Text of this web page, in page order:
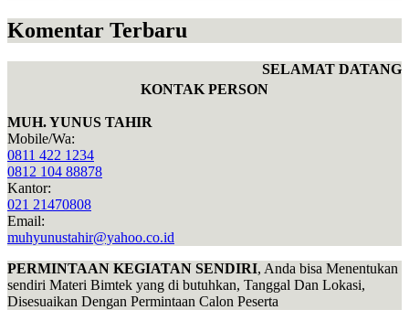
Komentar Terbaru
SELAMAT DATANG
KONTAK PERSON
MUH. YUNUS TAHIR
Mobile/Wa:
0811 422 1234
0812 104 88878
Kantor:
021 21470808
Email:
muhyunustahir@yahoo.co.id
PERMINTAAN KEGIATAN SENDIRI, Anda bisa Menentukan
sendiri Materi Bimtek yang di butuhkan, Tanggal Dan Lokasi,
Disesuaikan Dengan Permintaan Calon Peserta